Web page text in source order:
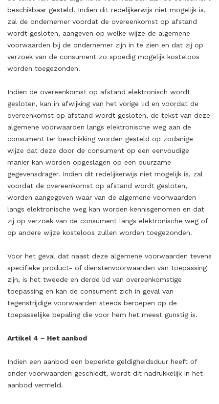
beschikbaar gesteld. Indien dit redelijkerwijs niet mogelijk is,
zal de ondernemer voordat de overeenkomst op afstand
wordt gesloten, aangeven op welke wijze de algemene
voorwaarden bij de ondernemer zijn in te zien en dat zij op
verzoek van de consument zo spoedig mogelijk kosteloos
worden toegezonden.
Indien de overeenkomst op afstand elektronisch wordt
gesloten, kan in afwijking van het vorige lid en voordat de
overeenkomst op afstand wordt gesloten, de tekst van deze
algemene voorwaarden langs elektronische weg aan de
consument ter beschikking worden gesteld op zodanige
wijze dat deze door de consument op een eenvoudige
manier kan worden opgeslagen op een duurzame
gegevensdrager. Indien dit redelijkerwijs niet mogelijk is, zal
voordat de overeenkomst op afstand wordt gesloten,
worden aangegeven waar van de algemene voorwaarden
langs elektronische weg kan worden kennisgenomen en dat
zij op verzoek van de consument langs elektronische weg of
op andere wijze kosteloos zullen worden toegezonden.
Voor het geval dat naast deze algemene voorwaarden tevens
specifieke product- of dienstenvoorwaarden van toepassing
zijn, is het tweede en derde lid van overeenkomstige
toepassing en kan de consument zich in geval van
tegenstrijdige voorwaarden steeds beroepen op de
toepasselijke bepaling die voor hem het meest gunstig is.
Artikel 4 – Het aanbod
Indien een aanbod een beperkte geldigheidsduur heeft of
onder voorwaarden geschiedt, wordt dit nadrukkelijk in het
aanbod vermeld.